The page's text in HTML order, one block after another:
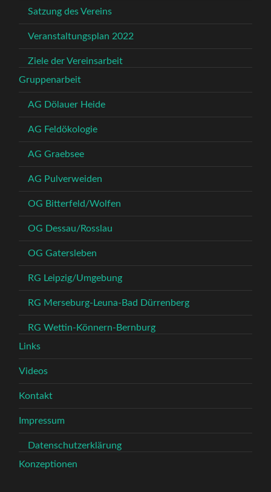
Satzung des Vereins
Veranstaltungsplan 2022
Ziele der Vereinsarbeit
Gruppenarbeit
AG Dölauer Heide
AG Feldökologie
AG Graebsee
AG Pulverweiden
OG Bitterfeld/Wolfen
OG Dessau/Rosslau
OG Gatersleben
RG Leipzig/Umgebung
RG Merseburg-Leuna-Bad Dürrenberg
RG Wettin-Könnern-Bernburg
Links
Videos
Kontakt
Impressum
Datenschutzerklärung
Konzeptionen